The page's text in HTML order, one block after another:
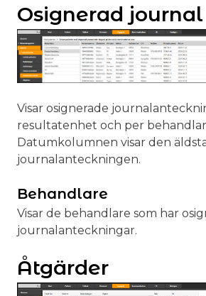
Osignerad journal
Visar osignerade
resultatenhet och per
Datumkolumnen visar den
journalanteckningen.
Behandlare
Visar de behandlare som har
journalanteckningar.
Åtgärder